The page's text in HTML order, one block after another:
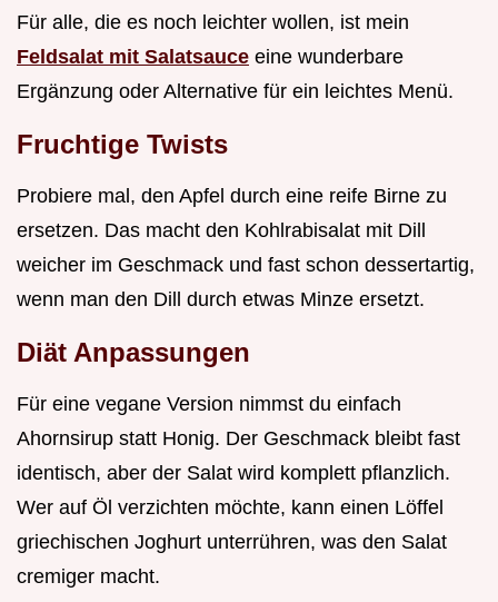
Für alle, die es noch leichter wollen, ist mein
Feldsalat mit Salatsauce eine wunderbare
Ergänzung oder Alternative für ein leichtes Menü.
Fruchtige Twists
Probiere mal, den Apfel durch eine reife Birne zu
ersetzen. Das macht den Kohlrabisalat mit Dill
weicher im Geschmack und fast schon dessertartig,
wenn man den Dill durch etwas Minze ersetzt.
Diät Anpassungen
Für eine vegane Version nimmst du einfach
Ahornsirup statt Honig. Der Geschmack bleibt fast
identisch, aber der Salat wird komplett pflanzlich.
Wer auf Öl verzichten möchte, kann einen Löffel
griechischen Joghurt unterrühren, was den Salat
cremiger macht.